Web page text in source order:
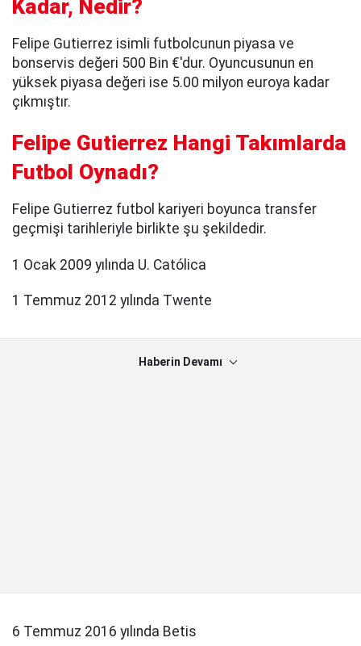
Kadar, Nedir?
Felipe Gutierrez isimli futbolcunun piyasa ve
bonservis değeri 500 Bin €'dur. Oyuncusunun en
yüksek piyasa değeri ise 5.00 milyon euroya kadar
çıkmıştır.
Felipe Gutierrez Hangi Takımlarda
Futbol Oynadı?
Felipe Gutierrez futbol kariyeri boyunca transfer
geçmişi tarihleriyle birlikte şu şekildedir.
1 Ocak 2009 yılında U. Católica
1 Temmuz 2012 yılında Twente
Haberin Devamı
6 Temmuz 2016 yılında Betis